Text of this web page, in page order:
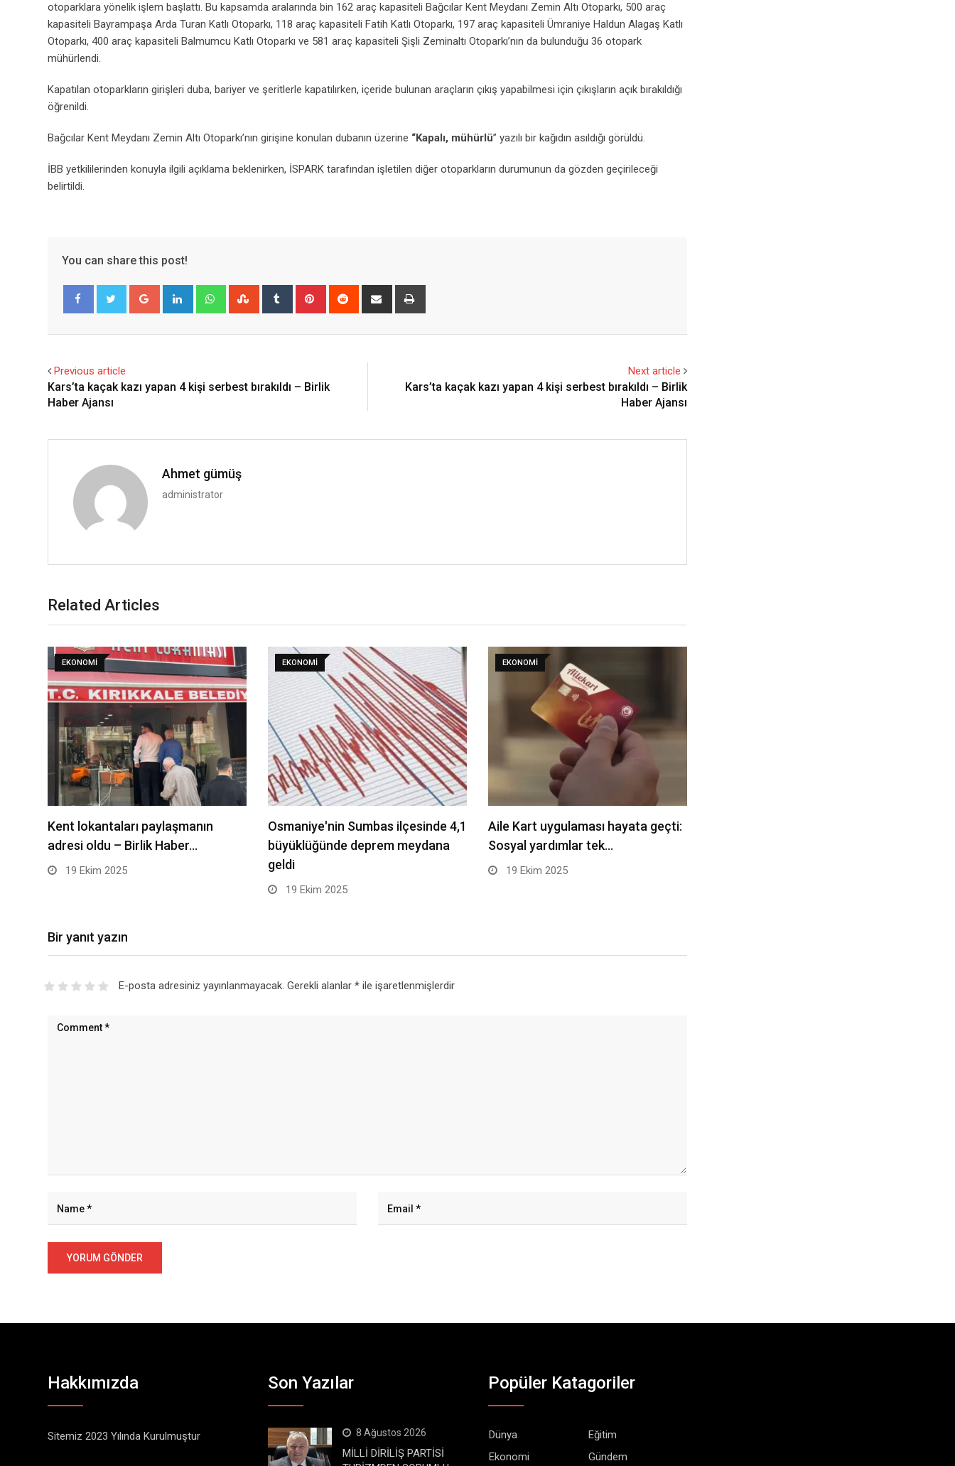
otoparklara yönelik işlem başlattı. Bu kapsamda aralarında bin 162 araç kapasiteli Bağcılar Kent Meydanı Zemin Altı Otoparkı, 500 araç
kapasiteli Bayrampaşa Arda Turan Katlı Otoparkı, 118 araç kapasiteli Fatih Katlı Otoparkı, 197 araç kapasiteli Ümraniye Haldun Alagaş Katlı
Otoparkı, 400 araç kapasiteli Balmumcu Katlı Otoparkı ve 581 araç kapasiteli Şişli Zeminaltı Otoparkı’nın da bulunduğu 36 otopark
mühürlendi.
Kapatılan otoparkların girişleri duba, bariyer ve şeritlerle kapatılırken, içeride bulunan araçların çıkış yapabilmesi için çıkışların açık bırakıldığı
öğrenildi.
Bağcılar Kent Meydanı Zemin Altı Otoparkı’nın girişine konulan dubanın üzerine “Kapalı, mühürlü” yazılı bir kağıdın asıldığı görüldü.
İBB yetkililerinden konuyla ilgili açıklama beklenirken, İSPARK tarafından işletilen diğer otoparkların durumunun da gözden geçirileceği
belirtildi.
You can share this post!
Google+ LinkedIn WhatsappStumbleUpon
Tumblr Pinterest Reddit
Share
Previous article
Kars’ta kaçak kazı yapan 4 kişi serbest bırakıldı – Birlik
Haber Ajansı
Next article
Kars’ta kaçak kazı yapan 4 kişi serbest bırakıldı – Birlik
Haber Ajansı
Ahmet gümüş
administrator
Related Articles
EKONOMI
Kent lokantaları paylaşmanın
adresi oldu – Birlik Haber…
19 Ekim 2025
EKONOMI
Osmaniye'nin Sumbas ilçesinde 4,1
büyüklüğünde deprem meydana
geldi
19 Ekim 2025
EKONOMI
Aile Kart uygulaması hayata geçti:
Sosyal yardımlar tek…
19 Ekim 2025
Bir yanıt yazın
E-posta adresiniz yayınlanmayacak. Gerekli alanlar *ile işaretlenmişlerdir
Hakkımızda
Sitemiz 2023 Yılında Kurulmuştur
Son Yazılar
8 Ağustos 2026
MİLLİ DİRİLİŞ PARTİSİ
Popüler Katagoriler
Dünya
Eğitim
Ekonomi
Gündem